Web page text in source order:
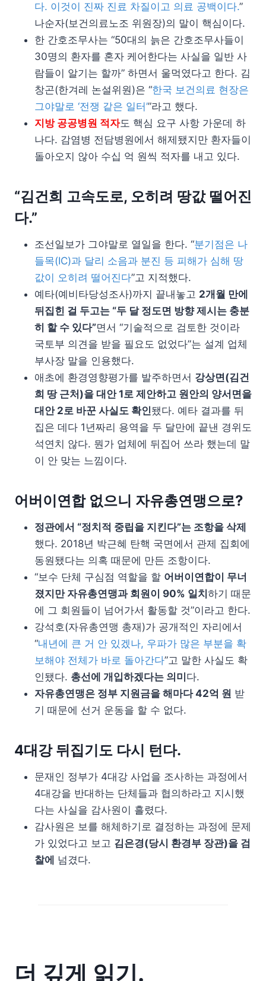
다. 이것이 진짜 진료 차질이고 의료 공백이다.”
나순자(보건의료노조 위원장)의 말이 핵심이다.
한 간호조무사는 “50대의 늙은 간호조무사들이
30명의 환자를 혼자 케어한다는 사실을 일반 사
람들이 알기는 할까” 하면서 울먹였다고 한다. 김
창곤(한겨레 논설위원)은 “한국 보건의료 현장은
그야말로 ‘전쟁 같은 일터’”라고 했다.
지방 공공병원 적자도 핵심 요구 사항 가운데 하
나다. 감염병 전담병원에서 해제됐지만 환자들이
돌아오지 않아 수십 억 원씩 적자를 내고 있다.
“김건희 고속도로, 오히려 땅값 떨어진
다.”
조선일보가 그야말로 열일을 한다. “분기점은 나
들목(IC)과 달리 소음과 분진 등 피해가 심해 땅
값이 오히려 떨어진다”고 지적했다.
예타(예비타당성조사)까지 끝내놓고 2개월 만에
뒤집힌 걸 두고는 “두 달 정도면 방향 제시는 충분
히 할 수 있다”면서 “기술적으로 검토한 것이라
국토부 의견을 받을 필요도 없었다”는 설계 업체
부사장 말을 인용했다.
애초에 환경영향평가를 발주하면서 강상면(김건
희 땅 근처)을 대안 1로 제안하고 원안의 양서면을
대안 2로 바꾼 사실도 확인됐다. 예타 결과를 뒤
집은 데다 1년짜리 용역을 두 달만에 끝낸 경위도
석연치 않다. 뭔가 업체에 뒤집어 쓰라 했는데 말
이 안 맞는 느낌이다.
어버이연합 없으니 자유총연맹으로?
정관에서 “정치적 중립을 지킨다”는 조항을 삭제
했다. 2018년 박근혜 탄핵 국면에서 관제 집회에
동원됐다는 의혹 때문에 만든 조항이다.
“보수 단체 구심점 역할을 할 어버이연합이 무너
졌지만 자유총연맹과 회원이 90% 일치 하기 때문
에 그 회원들이 넘어가서 활동할 것”이라고 한다.
강석호(자유총연맹 총재)가 공개적인 자리에서
“내년에 큰 거 안 있겠나, 우파가 많은 부분을 확
보해야 전체가 바로 돌아간다”고 말한 사실도 확
인됐다. 총선에 개입하겠다는 의미 다.
자유총연맹은 정부 지원금을 해마다 42억 원 받
기 때문에 선거 운동을 할 수 없다.
4대강 뒤집기도 다시 턴다.
문재인 정부가 4대강 사업을 조사하는 과정에서
4대강을 반대하는 단체들과 협의하라고 지시했
다는 사실을 감사원이 흘렸다.
감사원은 보를 해체하기로 결정하는 과정에 문제
가 있었다고 보고 김은경(당시 환경부 장관)을 검
찰에
넘겼다.
더 깊게 읽기.